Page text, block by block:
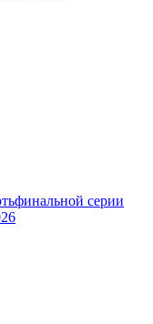
серии